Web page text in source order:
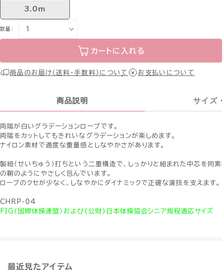
3.0m
数量：
カートに入れる
商品のお届け（送料・手数料）について お支払いについて
商品説明 サイズ
両端が白いグラデーションロープです。
両端をカットしてもきれいなグラデーションが楽しめます。
ナイロン素材で適度な重量感としなやかさがあります。
製紐（せいちゅう）打ちという二重構造で、しっかりと組まれた中芯を同
の鞘のようにやさしく包んでいます。
ロープのクセが少なく、しなやかにダイナミックで正確な演技を支えます。
CHRP-04
FIG(国際体操連盟）および(公財)日本体操協会シニア規程適応サイズ
最近見たアイテム